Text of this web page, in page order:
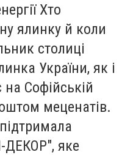
Хто
ялинку й коли
столиці
України, як і
Софійській
меценатів.
ДЕКОР", яке